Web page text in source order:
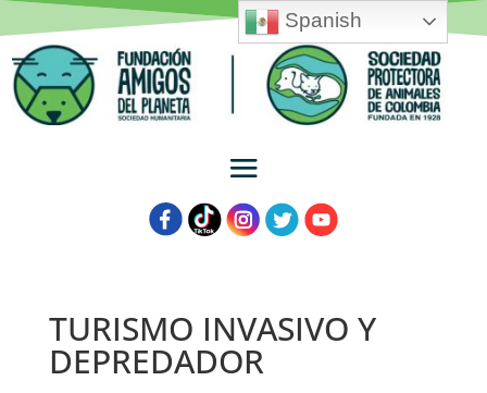
TURISMO INVASIVO Y
DEPREDADOR
Spanish